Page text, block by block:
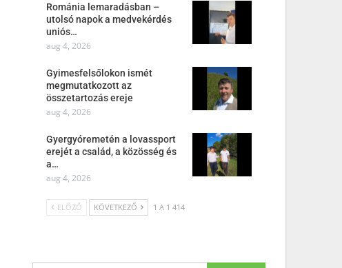
Románia lemaradásban –
utolsó napok a medvekérdés
uniós…
aug 4, 2026
Gyimesfelsőlokon ismét
megmutatkozott az
összetartozás ereje
aug 4, 2026
Gyergyóremetén a lovassport
erejét a család, a közösség és
a…
aug 4, 2026
ELŐZŐ KÖVETKEZŐ 1 A 1 414